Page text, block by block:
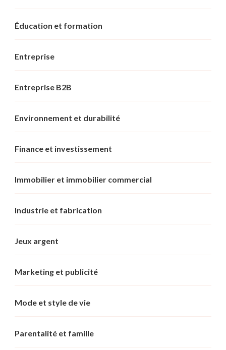
Éducation et formation
Entreprise
Entreprise B2B
Environnement et durabilité
Finance et investissement
Immobilier et immobilier commercial
Industrie et fabrication
Jeux argent
Marketing et publicité
Mode et style de vie
Parentalité et famille